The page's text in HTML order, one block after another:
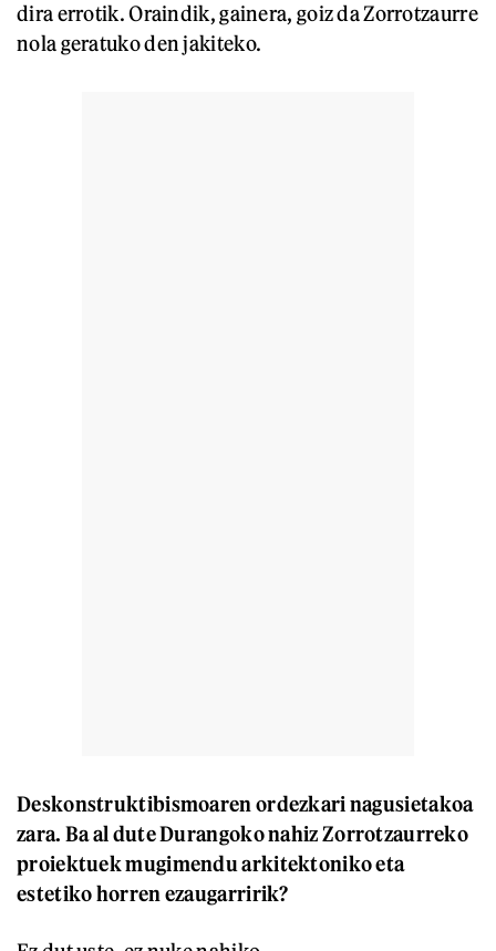
dira errotik. Oraindik, gainera, goiz da Zorrotzaurre
nola geratuko den jakiteko.
Deskonstruktibismoaren ordezkari nagusietakoa
zara. Ba al dute Durangoko nahiz Zorrotzaurreko
proiektuek mugimendu arkitektoniko eta
estetiko horren ezaugarririk?